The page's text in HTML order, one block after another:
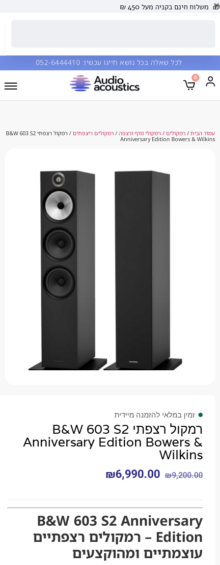
בקניה מעל 450 ₪
שאלה בכל נושא חייגו עכשיו: 052-6444410
/רמקולי מדף ורצפה/רמקולים ריצפתים
/ רמקול רצפתי B&W 603 S2
Anniversary Edition
במלאי להזמנה מיידית
רמקול רצפתי B&W 603 S2
Anniversary Edition
₪
₪6,990.00
B&W 603 S2
Edition – רמקולים רצפתיים
ומהוקצעים